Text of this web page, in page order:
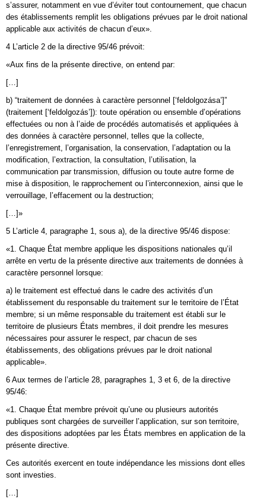
s’assurer, notamment en vue d’éviter tout contournement, que chacun
des établissements remplit les obligations prévues par le droit national
applicable aux activités de chacun d’eux».
4 L’article 2 de la directive 95/46 prévoit:
«Aux fins de la présente directive, on entend par:
[…]
b) “traitement de données à caractère personnel [‘feldolgozása’]”
(traitement [‘feldolgozás’]): toute opération ou ensemble d’opérations
effectuées ou non à l’aide de procédés automatisés et appliquées à
des données à caractère personnel, telles que la collecte,
l’enregistrement, l’organisation, la conservation, l’adaptation ou la
modification, l’extraction, la consultation, l’utilisation, la
communication par transmission, diffusion ou toute autre forme de
mise à disposition, le rapprochement ou l’interconnexion, ainsi que le
verrouillage, l’effacement ou la destruction;
[…]»
5 L’article 4, paragraphe 1, sous a), de la directive 95/46 dispose:
«1. Chaque État membre applique les dispositions nationales qu’il
arrête en vertu de la présente directive aux traitements de données à
caractère personnel lorsque:
a) le traitement est effectué dans le cadre des activités d’un
établissement du responsable du traitement sur le territoire de l’État
membre; si un même responsable du traitement est établi sur le
territoire de plusieurs États membres, il doit prendre les mesures
nécessaires pour assurer le respect, par chacun de ses
établissements, des obligations prévues par le droit national
applicable».
6 Aux termes de l’article 28, paragraphes 1, 3 et 6, de la directive
95/46:
«1. Chaque État membre prévoit qu’une ou plusieurs autorités
publiques sont chargées de surveiller l’application, sur son territoire,
des dispositions adoptées par les États membres en application de la
présente directive.
Ces autorités exercent en toute indépendance les missions dont elles
sont investies.
[…]